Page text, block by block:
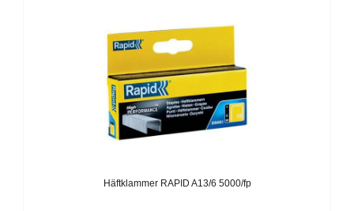
Häftklammer RAPID A13/6 5000/fp